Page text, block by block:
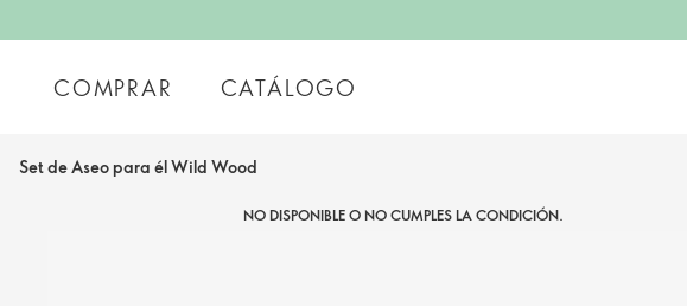
COMPRAR CATÁLOGO
Set de Aseo para él Wild Wood
NO DISPONIBLE O NO CUMPLES LA CONDICIÓN.